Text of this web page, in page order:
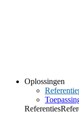
Oplossingen
Referenties